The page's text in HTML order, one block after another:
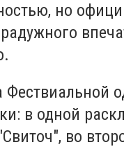
но
Фествиальной
в одной
во